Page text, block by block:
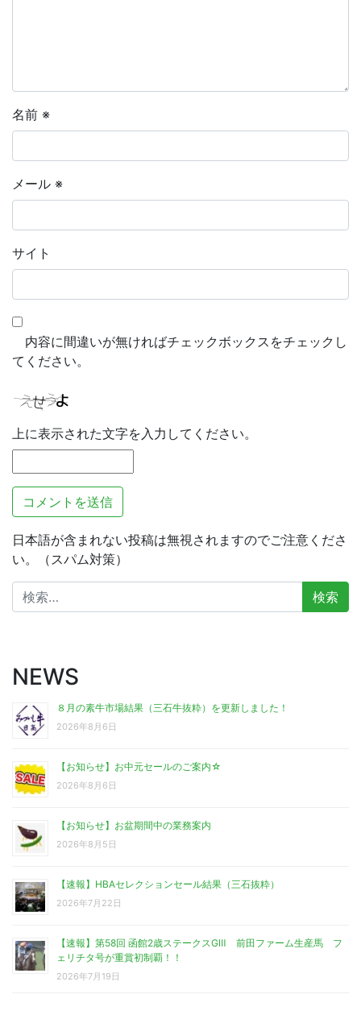
名前 ※
メール ※
サイト
内容に間違いが無ければチェックボックスをチェックし
てください。
上に表示された文字を入力してください。
日本語が含まれない投稿は無視されますのでご注意くださ
い。（スパム対策）
検
索:
NEWS
８月の素牛市場結果（三石牛抜粋）を更新しました！
2026年8月6日
【お知らせ】お中元セールのご案内☆
2026年8月6日
【お知らせ】お盆期間中の業務案内
2026年8月5日
【速報】HBAセレクションセール結果（三石抜粋）
2026年7月22日
【速報】第58回 函館2歳ステークスGⅢ 前田ファーム生産馬 フ
ェリチタ号が重賞初制覇！！
2026年7月19日